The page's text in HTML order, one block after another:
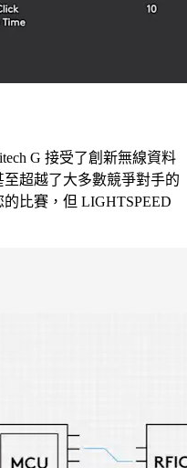
G 接受了創新無線資料
超越了大多數競爭對手的
比賽，但 LIGHTSPEED